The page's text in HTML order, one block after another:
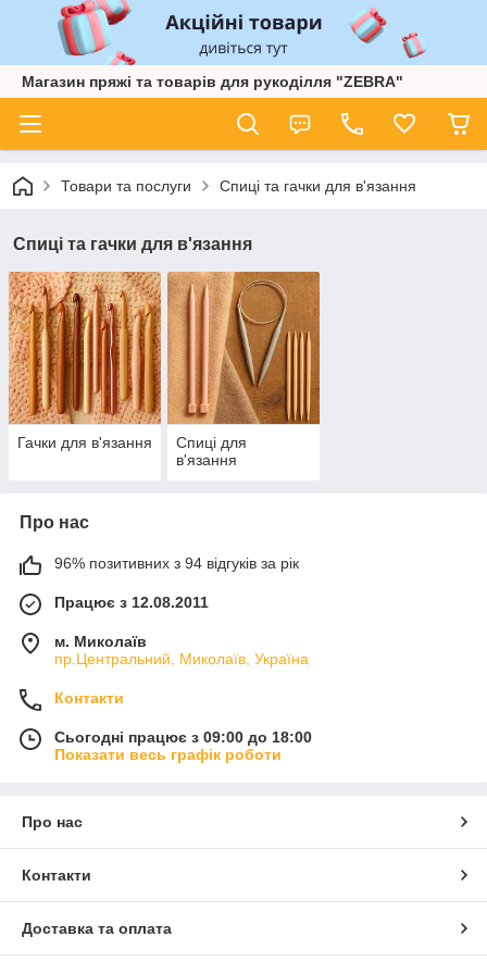
Магазин пряжі та товарів для рукоділля "ZEBRA"
Товари та послуги Спиці та гачки для в'язання
Спиці та гачки для в'язання
Гачки для в'язання
Спиці для
в'язання
Про нас
96% позитивних з 94 відгуків за рік
Працює з 12.08.2011
м. Миколаїв
пр.Центральний, Миколаїв, Україна
Контакти
Сьогодні працює з 09:00 до 18:00
Показати весь графік роботи
Про нас
Контакти
Доставка та оплата